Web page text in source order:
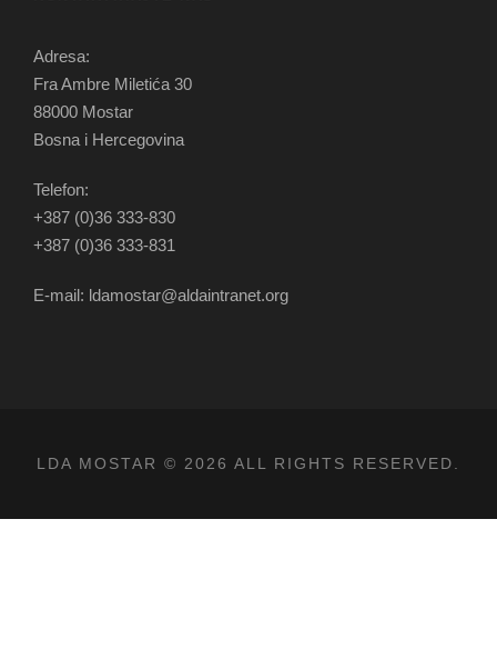
Adresa:
Fra Ambre Miletića 30
88000 Mostar
Bosna i Hercegovina
Telefon:
+387 (0)36 333-830
+387 (0)36 333-831
E-mail: ldamostar@aldaintranet.org
LDA MOSTAR © 2026 ALL RIGHTS RESERVED.